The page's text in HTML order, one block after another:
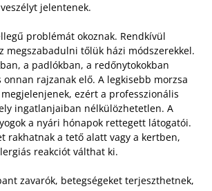
jelentenek.
problémát okoznak. Rendkívül
megszabadulni tőlük házi módszerekkel.
a padlókban, a redőnytokokban
onnan rajzanak elő. A legkisebb morzsa
ezért a professzionális
ingatlanjaiban nélkülözhetetlen. A
a nyári hónapok rettegett látogatói.
rakhatnak a tető alatt vagy a kertben,
reakciót válthat ki.
zavarók, betegségeket terjeszthetnek,